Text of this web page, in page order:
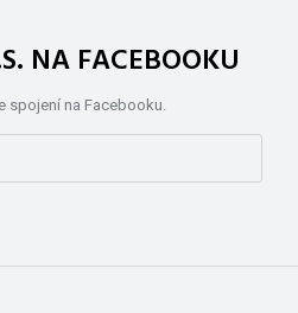
NA FACEBOOKU
spojení na Facebooku.